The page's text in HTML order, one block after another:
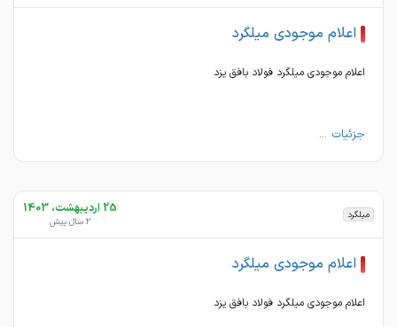
اعلام موجودی میلگرد
اعلام موجودی میلگرد فولاد بافق یزد
جزئیات ...
میلگرد 25 اردیبهشت، 1403
2 سال پیش
اعلام موجودی میلگرد
اعلام موجودی میلگرد فولاد بافق یزد